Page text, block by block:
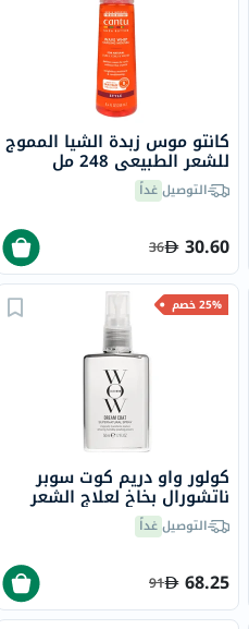
كانتو موس زبدة الشيا المموج
للشعر الطبيعي 248 مل
التوصيلغداً
30.60
36
25% خصم
كولور واو دريم كوت سوبر
ناتشورال بخاخ لعلاج الشعر
ومضاد التجعد 50 مل
التوصيلغداً
68.25
91